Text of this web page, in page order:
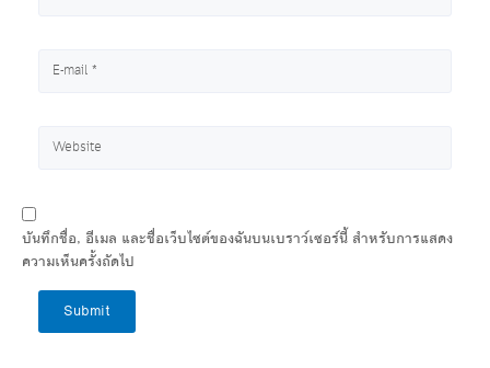
บันทึกชื่อ, อีเมล และชื่อเว็บไซต์ของฉันบนเบราว์เซอร์นี้ สำหรับการแสดง
ความเห็นครั้งถัดไป
Submit